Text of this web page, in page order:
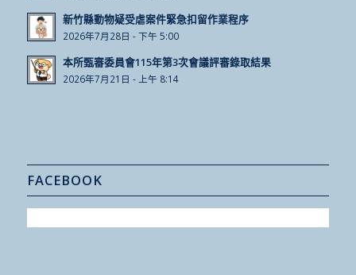
新竹縣動物疑受虐案件緊急扣留作業程序
2026年7月28日 - 下午 5:00
本所甄審委員會115年第3次會議評審錄取結果
2026年7月21日 - 上午 8:14
FACEBOOK